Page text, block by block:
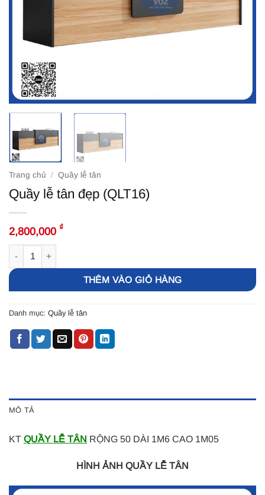
Trang chủ / Quầy lễ tân
Quầy lễ tân đẹp (QLT16)
2,800,000 ₫
THÊM VÀO GIỎ HÀNG
Danh mục: Quầy lễ tân
MÔ TẢ
KT QUẦY LỄ TÂN RỘNG 50 DÀI 1M6 CAO 1M05
HÌNH ẢNH QUẦY LỄ TÂN